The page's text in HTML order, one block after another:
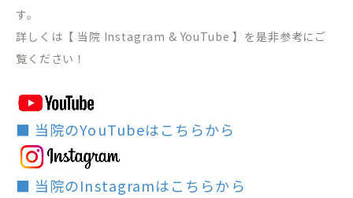
す。
詳しくは【 当院 Instagram & YouTube 】を是非参考にご
覧ください！
■ 当院のYouTubeはこちらから
■ 当院のInstagramはこちらから